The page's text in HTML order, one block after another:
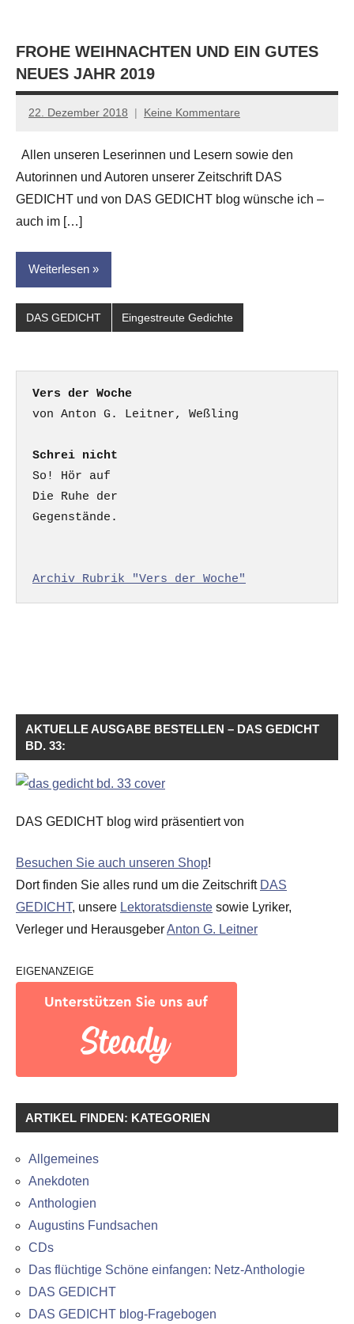
FROHE WEIHNACHTEN UND EIN GUTES
NEUES JAHR 2019
22. Dezember 2018
Anton
Leitner
Keine Kommentare
Allen unseren Leserinnen und Lesern sowie den
Autorinnen und Autoren unserer Zeitschrift DAS
GEDICHT und von DAS GEDICHT blog wünsche ich –
auch im […]
Weiterlesen
DAS GEDICHT Eingestreute Gedichte
Vers der Woche
Schrei nicht
So! Hör auf
Die Ruhe der
Gegenstände.
Archiv Rubrik "Vers der Woche"
AKTUELLE AUSGABE BESTELLEN – DAS GEDICHT
BD. 33:
DAS GEDICHT blog wird präsentiert von
Besuchen Sie auch unseren Shop!
Dort finden Sie alles rund um die Zeitschrift DAS
GEDICHT, unsere Lektoratsdienste sowie Lyriker,
Verleger und HerausgeberAnton G. Leitner
EIGENANZEIGE
ARTIKEL FINDEN: KATEGORIEN
Allgemeines
Anekdoten
Anthologien
Augustins Fundsachen
CDs
Das flüchtige Schöne einfangen: Netz-Anthologie
DAS GEDICHT
DAS GEDICHT blog-Fragebogen